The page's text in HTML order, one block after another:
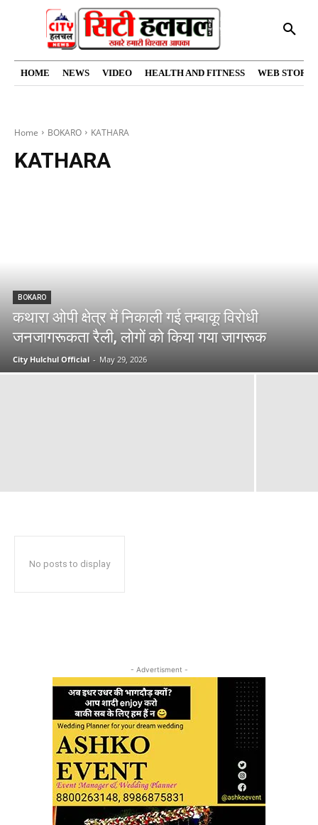
HOME NEWS VIDEO HEALTH AND FITNESS WEB
Home BOKARO KATHARA
KATHARA
BOKARO
कथारा ओपी क्षेत्र में निकाली गई तम्बाकू विरोधी
जनजागरूकता रैली, लोगों को किया गया जागरूक
City Hulchul Official - May 29, 2026
No posts to display
- Advertisment -